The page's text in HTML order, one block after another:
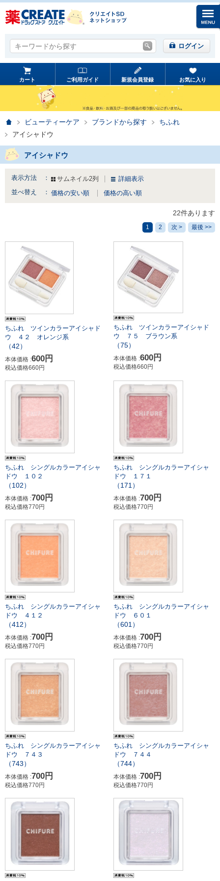
キーワードから探す
キーワードから探す ログイン
カート ご利用ガイド 新規会員登録 お気に入り
ホームビューティーケア ブランドから探す
ちふれ
アイシャドウ
アイシャドウ
表示方法 ： サムネイル2列
詳細表示
並べ替え ： 価格の安い順 価格の高い順
22件あります
1 2 次 > 最後 >>
ちふれ ツインカラーアイシャド
ウ ４２ オレンジ系
（42）
本体価格 :600円
税込価格660円
ちふれ ツインカラーアイシャド
ウ ７５ ブラウン系
（75）
本体価格 :600円
税込価格660円
ちふれ シングルカラーアイシャ
ドウ １０２
（102）
本体価格 :700円
税込価格770円
ちふれ シングルカラーアイシャ
ドウ １７１
（171）
本体価格 :700円
税込価格770円
ちふれ シングルカラーアイシャ
ドウ ４１２
（412）
本体価格 :700円
税込価格770円
ちふれ シングルカラーアイシャ
ドウ ６０１
（601）
本体価格 :700円
税込価格770円
ちふれ シングルカラーアイシャ
ドウ ７４３
（743）
本体価格 :700円
税込価格770円
ちふれ シングルカラーアイシャ
ドウ ７４４
（744）
本体価格 :700円
税込価格770円